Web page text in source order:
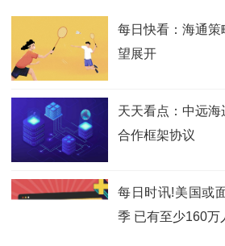
每日快看：海通
望展开
天天看点：中远
合作框架协议
每日时讯!美国或
季 已有至少160万